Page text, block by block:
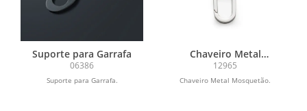
Suporte para Garrafa
06386
Suporte para Garrafa.
Chaveiro Metal
Mosquetão
12965
Chaveiro Metal Mosquetão.